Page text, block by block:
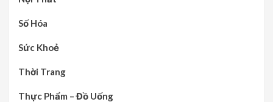
Số Hóa
Sức Khoẻ
Thời Trang
Thực Phẩm – Đồ Uống